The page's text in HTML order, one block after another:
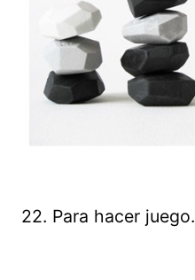
22. Para hacer juego.